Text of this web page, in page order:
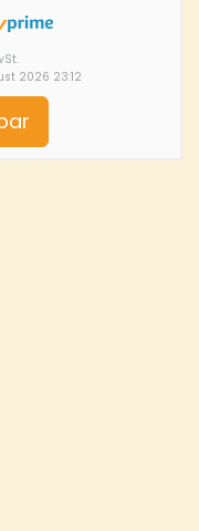
2026 23:12